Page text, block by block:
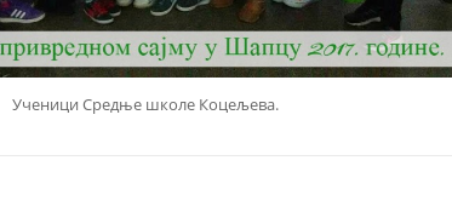
Ученици Средње школе Коцељева.